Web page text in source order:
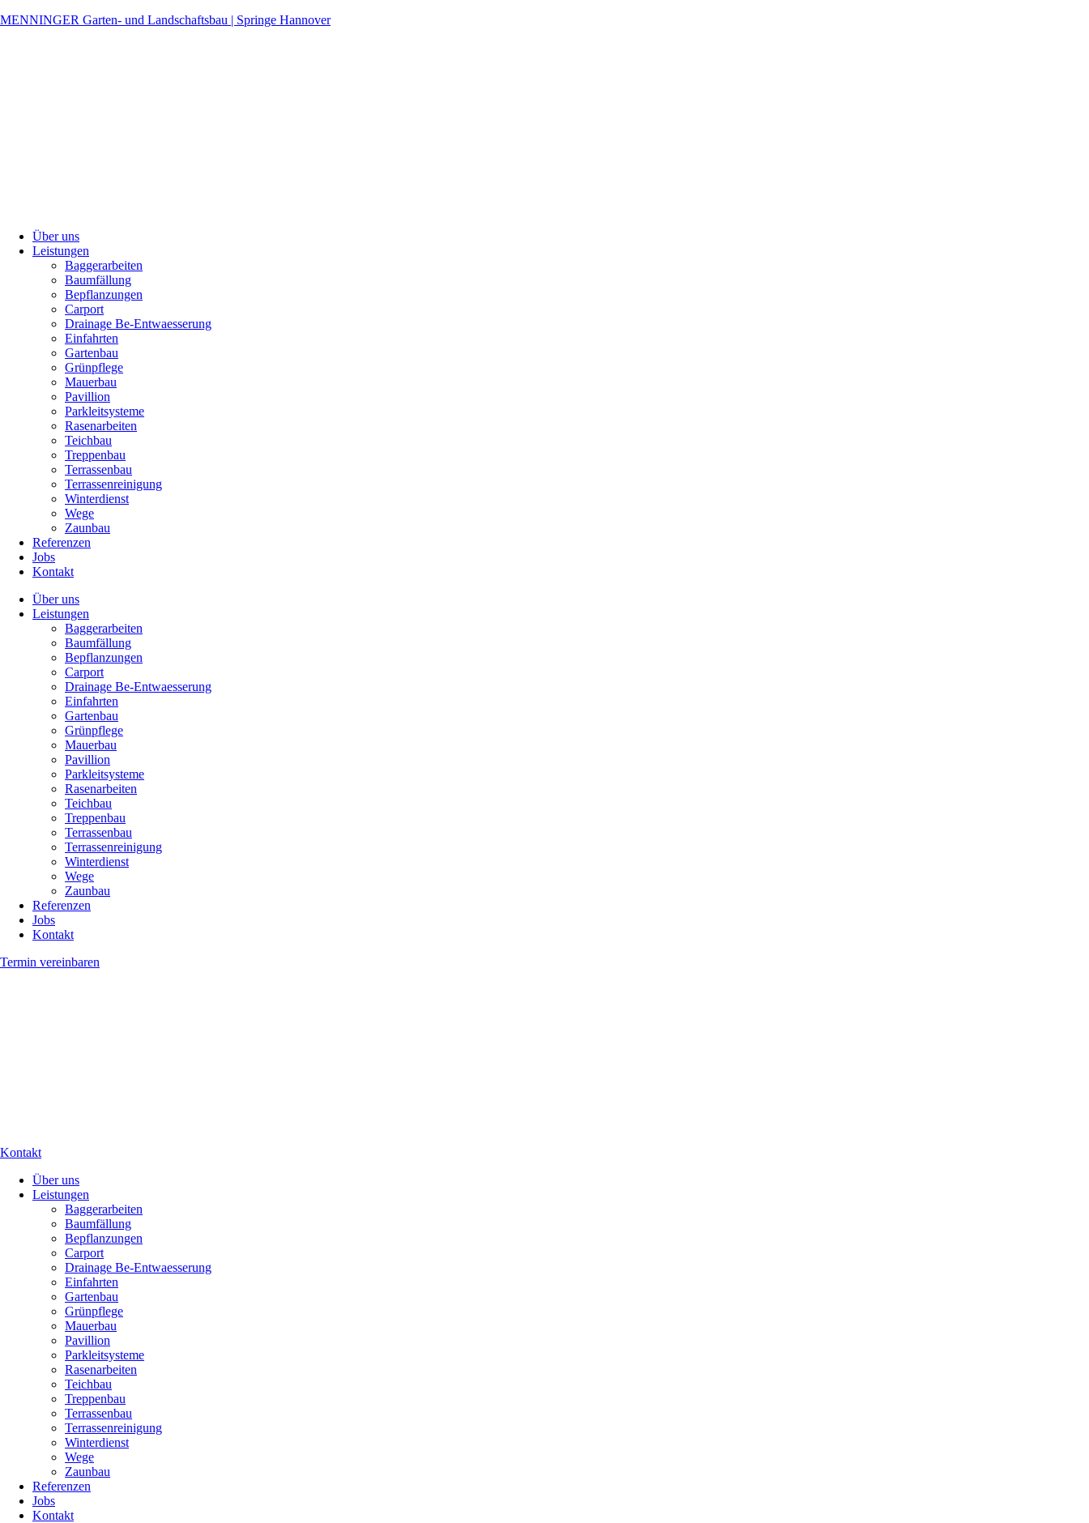
MENNINGER Garten- und Landschaftsbau | Springe Hannover
Über uns
Leistungen
Baggerarbeiten
Baumfällung
Bepflanzungen
Carport
Drainage Be-Entwaesserung
Einfahrten
Gartenbau
Grünpflege
Mauerbau
Pavillion
Parkleitsysteme
Rasenarbeiten
Teichbau
Treppenbau
Terrassenbau
Terrassenreinigung
Winterdienst
Wege
Zaunbau
Referenzen
Jobs
Kontakt
Über uns
Leistungen
Baggerarbeiten
Baumfällung
Bepflanzungen
Carport
Drainage Be-Entwaesserung
Einfahrten
Gartenbau
Grünpflege
Mauerbau
Pavillion
Parkleitsysteme
Rasenarbeiten
Teichbau
Treppenbau
Terrassenbau
Terrassenreinigung
Winterdienst
Wege
Zaunbau
Referenzen
Jobs
Kontakt
Termin vereinbaren
Kontakt
Über uns
Leistungen
Baggerarbeiten
Baumfällung
Bepflanzungen
Carport
Drainage Be-Entwaesserung
Einfahrten
Gartenbau
Grünpflege
Mauerbau
Pavillion
Parkleitsysteme
Rasenarbeiten
Teichbau
Treppenbau
Terrassenbau
Terrassenreinigung
Winterdienst
Wege
Zaunbau
Referenzen
Jobs
Kontakt